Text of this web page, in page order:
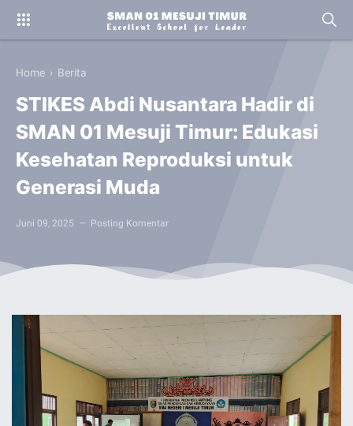
Home › Berita
STIKES Abdi Nusantara Hadir di
SMAN 01 Mesuji Timur: Edukasi
Kesehatan Reproduksi untuk
Generasi Muda
Juni 09, 2025 Posting Komentar